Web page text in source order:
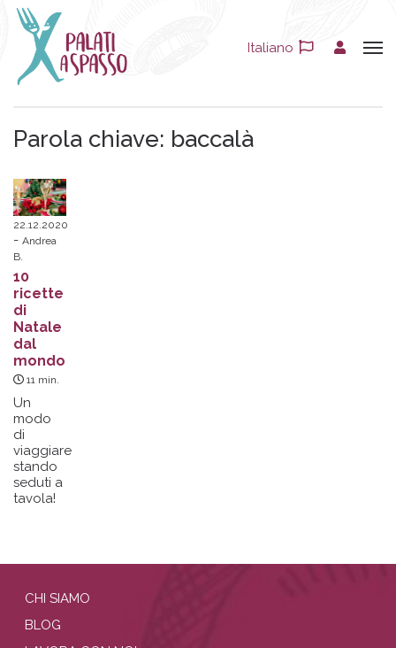
Italiano
Parola chiave: baccalà
22.12.2020
Andrea
B.
10
ricette
di
Natale
dal
mondo
11 min.
Un
modo
di
viaggiare
stando
seduti a
tavola!
CHI SIAMO
BLOG